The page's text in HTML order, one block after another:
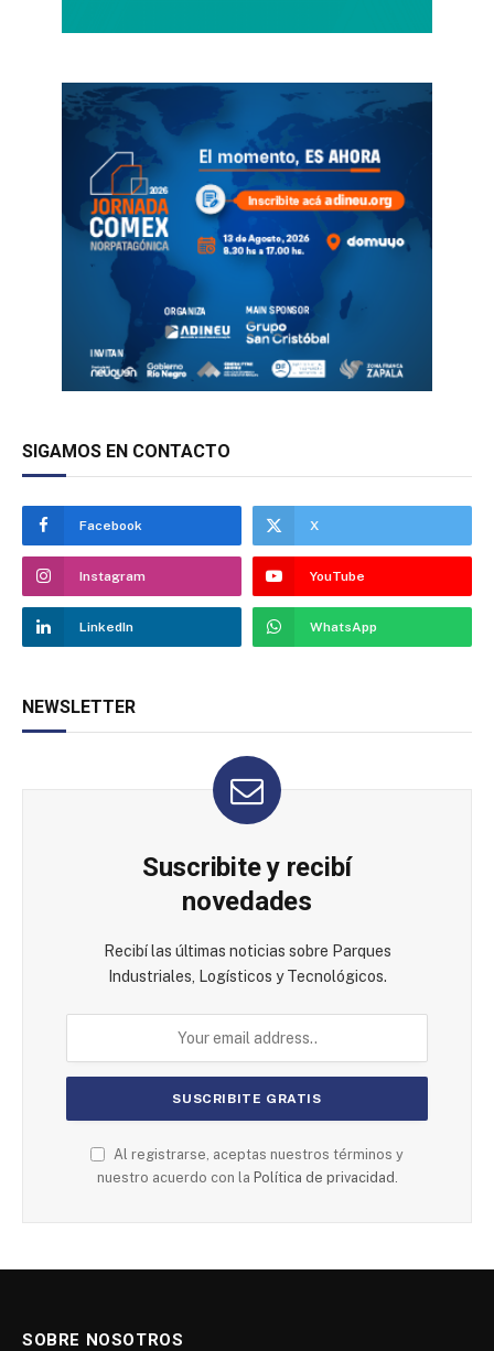
SIGAMOS EN CONTACTO
Facebook X
Instagram YouTube
LinkedIn WhatsApp
NEWSLETTER
Suscribite y recibí
novedades
Recibí las últimas noticias sobre Parques
Industriales, Logísticos y Tecnológicos.
Al registrarse, aceptas nuestros términos y
nuestro acuerdo con la Política de privacidad.
SOBRE NOSOTROS